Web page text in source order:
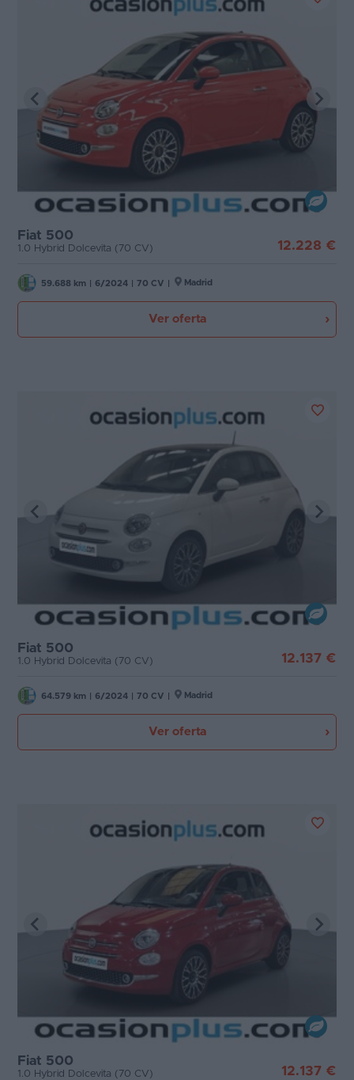
Fiat 500
1.0 Hybrid Dolcevita (70 CV) 12.228 €
59.688 km 6/2024 70 CV Madrid
Ver oferta
Fiat 500
1.0 Hybrid Dolcevita (70 CV) 12.137 €
64.579 km 6/2024 70 CV Madrid
Ver oferta
Fiat 500
1.0 Hybrid Dolcevita (70 CV) 12.137 €